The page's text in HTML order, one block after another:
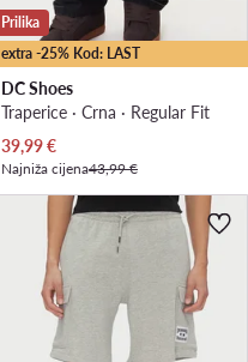
extra -25% Kod: LAST
Prilika
DC Shoes
Traperice · Crna · Regular Fit
Trenutna cijena
39,99€
Najniža cijena43,99 €